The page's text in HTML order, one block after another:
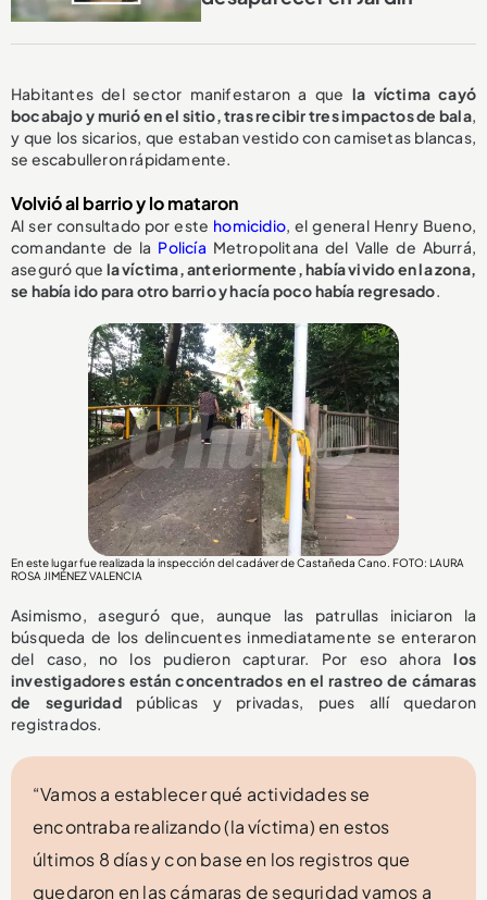
Habitantes del sector manifestaron a que la víctima cayó
bocabajo y murió en el sitio, tras recibir tres impactos de bala,
y que los sicarios, que estaban vestido con camisetas blancas,
se escabulleron rápidamente.
Volvió al barrio y lo mataron
Al ser consultado por este homicidio, el general Henry Bueno,
comandante de la Policía Metropolitana del Valle de Aburrá,
aseguró que la víctima, anteriormente, había vivido en la zona,
se había ido para otro barrio y hacía poco había regresado.
En este lugar fue realizada la inspección del cadáver de Castañeda Cano. FOTO: LAURA
ROSA JIMÉNEZ VALENCIA
Asimismo, aseguró que, aunque las patrullas iniciaron la
búsqueda de los delincuentes inmediatamente se enteraron
del caso, no los pudieron capturar. Por eso ahoralos
investigadores están concentrados en el rastreo de cámaras
de seguridad públicas y privadas, pues allí quedaron
registrados.
“Vamos a establecer qué actividades se
encontraba realizando (la víctima) en estos
últimos 8 días y con base en los registros que
quedaron en las cámaras de seguridad vamos a